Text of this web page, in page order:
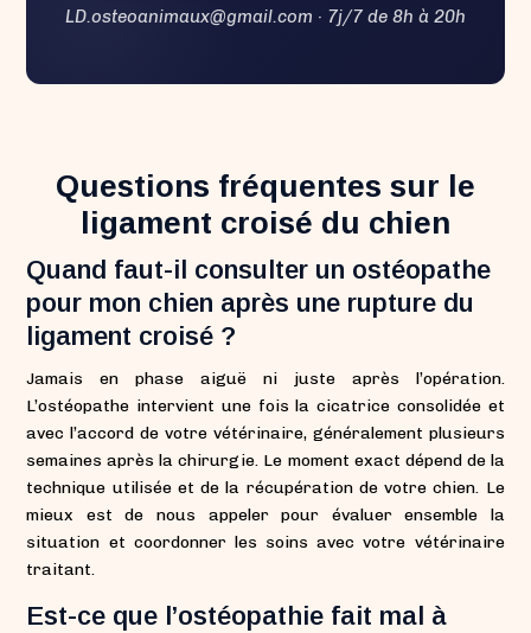
LD.osteoanimaux@gmail.com · 7j/7 de 8h à 20h
Questions fréquentes sur le
ligament croisé du chien
Quand faut-il consulter un ostéopathe
pour mon chien après une rupture du
ligament croisé ?
Jamais en phase aiguë ni juste après l’opération.
L’ostéopathe intervient une fois la cicatrice consolidée et
avec l’accord de votre vétérinaire, généralement plusieurs
semaines après la chirurgie. Le moment exact dépend de la
technique utilisée et de la récupération de votre chien. Le
mieux est de nous appeler pour évaluer ensemble la
situation et coordonner les soins avec votre vétérinaire
traitant.
Est-ce que l’ostéopathie fait mal à